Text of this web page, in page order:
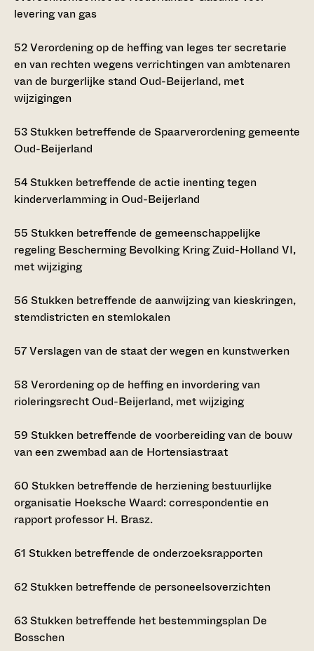
levering van gas
52Verordening op de heffing van leges ter secretarie
en van rechten wegens verrichtingen van ambtenaren
van de burgerlijke stand Oud-Beijerland, met
wijzigingen
53Stukken betreffende de Spaarverordening gemeente
Oud-Beijerland
54Stukken betreffende de actie inenting tegen
kinderverlamming in Oud-Beijerland
55 Stukken betreffende de gemeenschappelijke
regeling Bescherming Bevolking Kring Zuid-Holland VI,
met wijziging
56 Stukken betreffende de aanwijzing van kieskringen,
stemdistricten en stemlokalen
57Verslagen van de staat der wegen en kunstwerken
58 Verordening op de heffing en invordering van
rioleringsrecht Oud-Beijerland, met wijziging
59 Stukken betreffende de voorbereiding van de bouw
van een zwembad aan de Hortensiastraat
60 Stukken betreffende de herziening bestuurlijke
organisatie Hoeksche Waard: correspondentie en
rapport professor H. Brasz.
61 Stukken betreffende de onderzoeksrapporten
62Stukken betreffende de personeelsoverzichten
63Stukken betreffende het bestemmingsplan De
Bosschen